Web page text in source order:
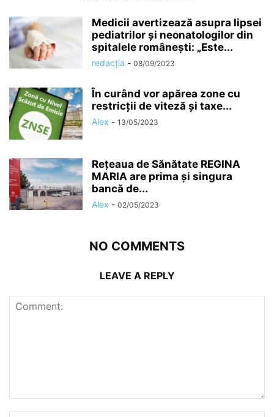
Medicii avertizează asupra lipsei
pediatrilor şi neonatologilor din
spitalele românești: „Este...
redacția - 08/09/2023
În curând vor apărea zone cu
restricții de viteză și taxe...
Alex - 13/05/2023
Rețeaua de Sănătate REGINA
MARIA are prima și singura
bancă de...
Alex - 02/05/2023
NO COMMENTS
LEAVE A REPLY